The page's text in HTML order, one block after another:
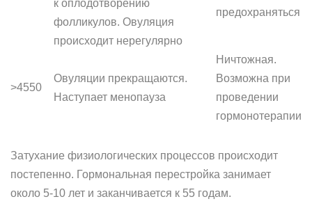
к оплодотворению
фолликулов. Овуляция
происходит нерегулярно
предохраняться
>4550
Овуляции прекращаются.
Наступает менопауза
Ничтожная.
Возможна при
проведении
гормонотерапии
Затухание физиологических процессов происходит
постепенно. Гормональная перестройка занимает
около 5-10 лет и заканчивается к 55 годам.